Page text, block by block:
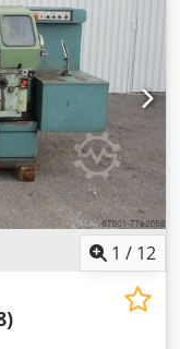
1 / 12